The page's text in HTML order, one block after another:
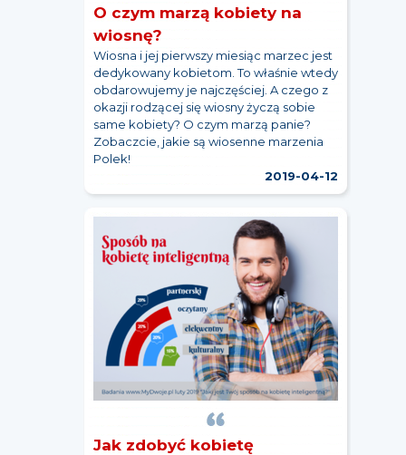
O czym marzą kobiety na
wiosnę?
Wiosna i jej pierwszy miesiąc marzec jest
dedykowany kobietom. To właśnie wtedy
obdarowujemy je najczęściej. A czego z
okazji rodzącej się wiosny życzą sobie
same kobiety? O czym marzą panie?
Zobaczcie, jakie są wiosenne marzenia
Polek!
2019-04-12
Jak zdobyć kobietę